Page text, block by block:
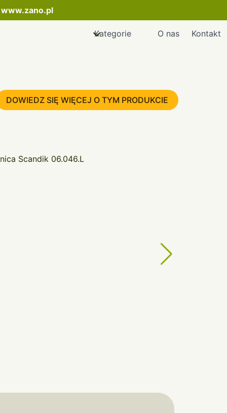
www.zano.pl
Kategorie O nas Kontakt
DOWIEDZ SIĘ WIĘCEJ O TYM PRODUKCIE